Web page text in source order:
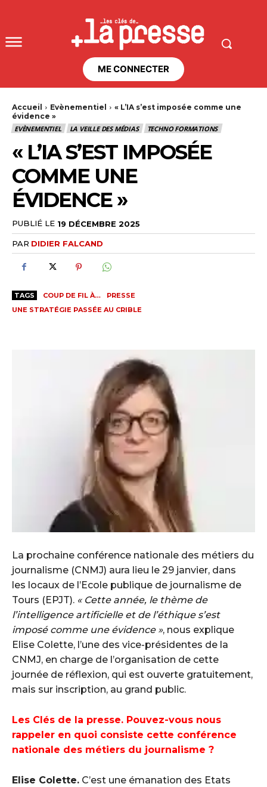
ME CONNECTER
Accueil Evènementiel
« L’IA s’est imposée comme une
évidence »
EVÈNEMENTIEL
LA VEILLE DES MÉDIAS TECHNO FORMATIONS
« L’IA S’EST IMPOSÉE
COMME UNE
ÉVIDENCE »
PUBLIÉ LE 19 DÉCEMBRE 2025
PAR DIDIER FALCAND
TAGS COUP DE FIL À…
PRESSE
UNE STRATÉGIE PASSÉE AU CRIBLE
La prochaine conférence nationale des métiers du
journalisme (CNMJ) aura lieu le 29 janvier, dans
les locaux de l’Ecole publique de journalisme de
Tours (EPJT). « Cette année, le thème de
l’intelligence artificielle et de l’éthique s’est
imposé comme une évidence », nous explique
Elise Colette, l’une des vice-présidentes de la
CNMJ, en charge de l’organisation de cette
journée de réflexion, qui est ouverte gratuitement,
mais sur inscription, au grand public.
Les Clés de la presse. Pouvez-vous nous
rappeler en quoi consiste cette conférence
nationale des métiers du journalisme ?
Elise Colette. C’est une émanation des Etats